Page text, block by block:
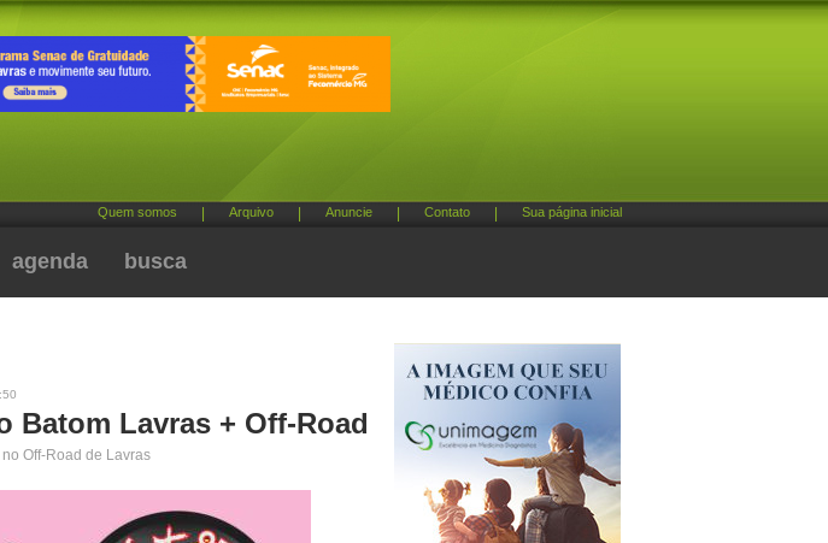
Quem somos Arquivo Anuncie Contato Sua página inicial
agenda busca
Batom Lavras + Off-Road
Off-Road de Lavras